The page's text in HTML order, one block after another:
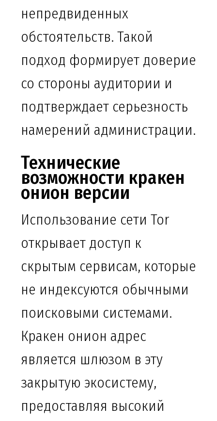
непредвиденных
обстоятельств. Такой
подход формирует доверие
со стороны аудитории и
подтверждает серьезность
намерений администрации.
Технические
возможности кракен
онион версии
Использование сети Tor
открывает доступ к
скрытым сервисам, которые
не индексуются обычными
поисковыми системами.
Кракен онион адрес
является шлюзом в эту
закрытую экосистему,
предоставляя высокий